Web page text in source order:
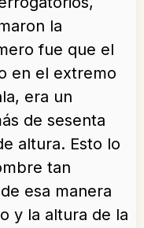
la
fue que el
en el extremo
era un
de sesenta
altura. Esto lo
tan
esa manera
y la altura de la